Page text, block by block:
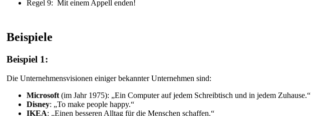
Regel 9: Mit einem Appell enden!
Beispiele
Beispiel 1:
Die Unternehmensvisionen einiger bekannter Unternehmen sind:
Microsoft(im Jahr 1975): „Ein Computer auf jedem Schreibtisch und in jedem Zuhause.“
Disney: „To make people happy.“
IKEA: „Einen besseren Alltag für die Menschen schaffen.“